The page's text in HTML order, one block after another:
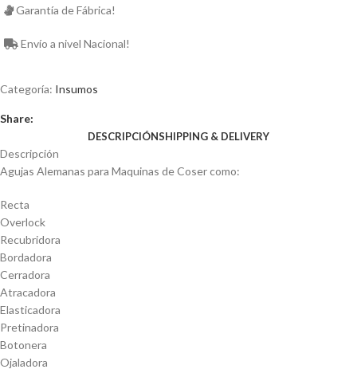
Garantía de Fábrica!
Envío a nivel Nacional!
Categoría: Insumos
Share:
DESCRIPCIÓNSHIPPING & DELIVERY
Descripción
Agujas Alemanas para Maquinas de Coser como:
Recta
Overlock
Recubridora
Bordadora
Cerradora
Atracadora
Elasticadora
Pretinadora
Botonera
Ojaladora